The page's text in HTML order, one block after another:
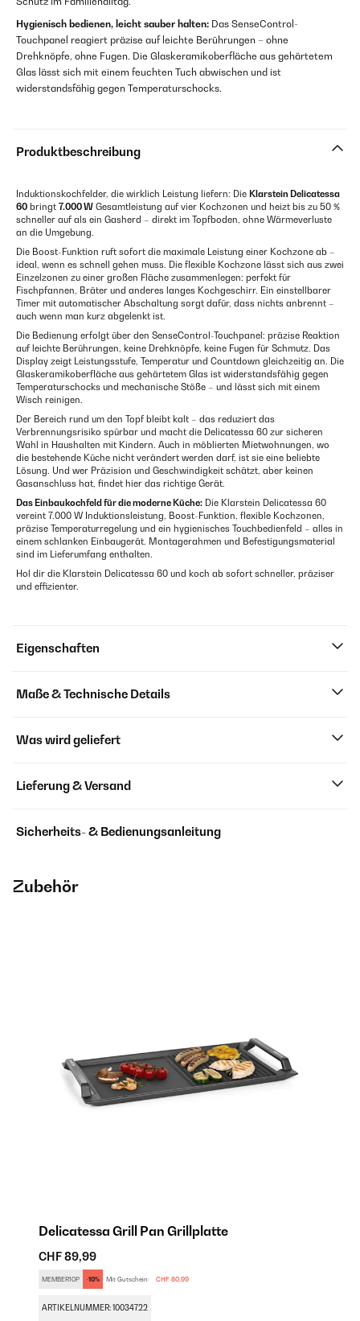
Hygienisch bedienen, leicht sauber halten: Das SenseControl-
Touchpanel reagiert präzise auf leichte Berührungen – ohne
Drehknöpfe, ohne Fugen. Die Glaskeramikoberfläche aus gehärtetem
Glas lässt sich mit einem feuchten Tuch abwischen und ist
widerstandsfähig gegen Temperaturschocks.
Produktbeschreibung
Induktionskochfelder, die wirklich Leistung liefern: Die Klarstein Delicatessa
60 bringt 7.000 W Gesamtleistung auf vier Kochzonen und heizt bis zu 50 %
schneller auf als ein Gasherd – direkt im Topfboden, ohne Wärmeverluste
an die Umgebung.
Die Boost-Funktion ruft sofort die maximale Leistung einer Kochzone ab –
ideal, wenn es schnell gehen muss. Die flexible Kochzone lässt sich aus zwei
Einzelzonen zu einer großen Fläche zusammenlegen: perfekt für
Fischpfannen, Bräter und anderes langes Kochgeschirr. Ein einstellbarer
Timer mit automatischer Abschaltung sorgt dafür, dass nichts anbrennt –
auch wenn man kurz abgelenkt ist.
Die Bedienung erfolgt über den SenseControl-Touchpanel: präzise Reaktion
auf leichte Berührungen, keine Drehknöpfe, keine Fugen für Schmutz. Das
Display zeigt Leistungsstufe, Temperatur und Countdown gleichzeitig an. Die
Glaskeramikoberfläche aus gehärtetem Glas ist widerstandsfähig gegen
Temperaturschocks und mechanische Stöße – und lässt sich mit einem
Wisch reinigen.
Der Bereich rund um den Topf bleibt kalt – das reduziert das
Verbrennungsrisiko spürbar und macht die Delicatessa 60 zur sicheren
Wahl in Haushalten mit Kindern. Auch in möblierten Mietwohnungen, wo
die bestehende Küche nicht verändert werden darf, ist sie eine beliebte
Lösung. Und wer Präzision und Geschwindigkeit schätzt, aber keinen
Gasanschluss hat, findet hier das richtige Gerät.
Das Einbaukochfeld für die moderne Küche: Die Klarstein Delicatessa 60
vereint 7.000 W Induktionsleistung, Boost-Funktion, flexible Kochzonen,
präzise Temperaturregelung und ein hygienisches Touchbedienfeld – alles in
einem schlanken Einbaugerät. Montagerahmen und Befestigungsmaterial
sind im Lieferumfang enthalten.
Hol dir die Klarstein Delicatessa 60 und koch ab sofort schneller, präziser
und effizienter.
Eigenschaften
Maße & Technische Details
Was wird geliefert
Lieferung & Versand
Sicherheits- & Bedienungsanleitung
Zubehör
Delicatessa Grill Pan Grillplatte
CHF 89,99
MEMBER10P -10% Mit Gutschein: CHF 80,99
ARTIKELNUMMER: 10034722